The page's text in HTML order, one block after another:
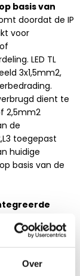
Over
basis van
doordat de IP
voor
LED TL
3x1,5mm2,
dient te
2,5mm2
de
toegepast
huidige
basis van de
geen extra
de huidige
door onze